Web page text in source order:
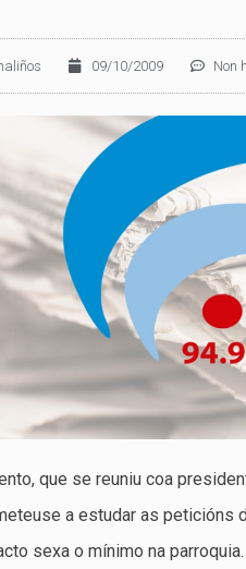
09/10/2009 Non
que se reuniu coa
a estudar as peticións
sexa o mínimo na